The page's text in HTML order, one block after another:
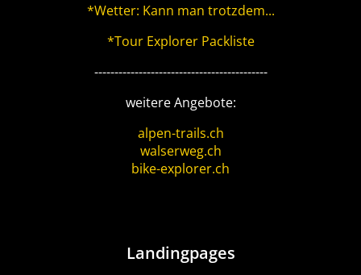
*Wetter: Kann man trotzdem...
*Tour Explorer Packliste
-------------------------------------------
weitere Angebote:
alpen-trails.ch
walserweg.ch
bike-explorer.ch
Landingpages